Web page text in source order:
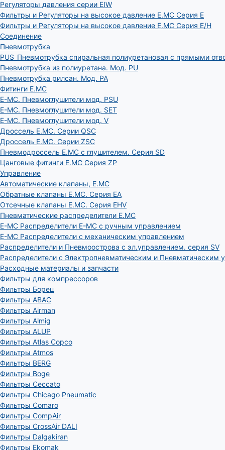
Регуляторы давления серии EIW
Фильтры и Регуляторы на высокое давление E.MC Серия E
Фильтры и Регуляторы на высокое давление E.MC Серия E/H
Соединение
Пневмотрубка
PUS_Пневмотрубка спиральная полиуретановая с прямыми
Пневмотрубка из полиуретана. Мод. РU
Пневмотрубка рилсан. Мод. PA
Фитинги E.MC
E-MC. Пневмоглушители мод. PSU
E-MC. Пневмоглушители мод. SET
E-MC. Пневмоглушители мод. V
Дроссель E.MC. Серии QSC
Дроссель E.MC. Серии ZSC
Пневмодроссель E.MC с глушителем. Серия SD
Цанговые фитинги E.MC Серия ZP
Управление
Автоматические клапаны, Е.МС
Обратные клапаны E.MC. Серия EA
Отсечные клапаны E.MC. Серия EHV
Пневматические распределители E.MC
E-MC Распределители E-MC с ручным управлением
E-MC Распределители с механическим управлением
Распределители и Пневмоострова с эл.управлением. серия SV
Распределители с Электропневматическим и Пневматическим
Расходные материалы и запчасти
Фильтры для компрессоров
Фильтры Борец
Фильтры ABAC
Фильтры Airman
Фильтры Almig
Фильтры ALUP
Фильтры Atlas Copco
Фильтры Atmos
Фильтры BERG
Фильтры Boge
Фильтры Ceccato
Фильтры Chicago Pneumatic
Фильтры Comaro
Фильтры CompAir
Фильтры CrossAir DALI
Фильтры Dalgakiran
Фильтры Ekomak